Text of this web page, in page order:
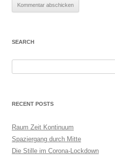
SEARCH
h
n
n
a
RECENT POSTS
Raum Zeit Kontinuum
Spaziergang durch Mitte
Die Stille im Corona-Lockdown